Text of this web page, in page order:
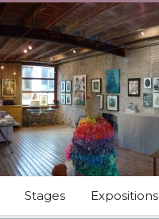
Stages Expositions